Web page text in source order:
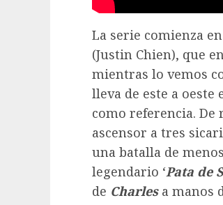
La serie comienza en
(Justin Chien), que
mientras lo vemos
lleva de este a oeste
como referencia. De
ascensor a tres
una batalla de
legendario ‘Pata de
de Charlesa manos